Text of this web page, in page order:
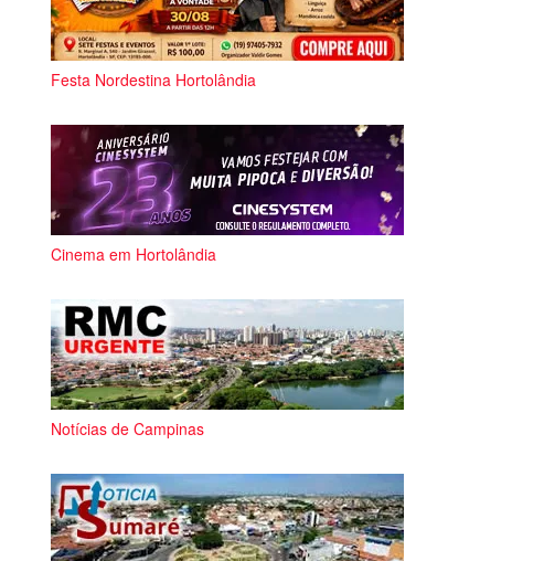
Festa Nordestina Hortolândia
Cinema em Hortolândia
Notícias de Campinas